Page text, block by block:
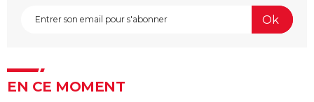
EN CE MOMENT